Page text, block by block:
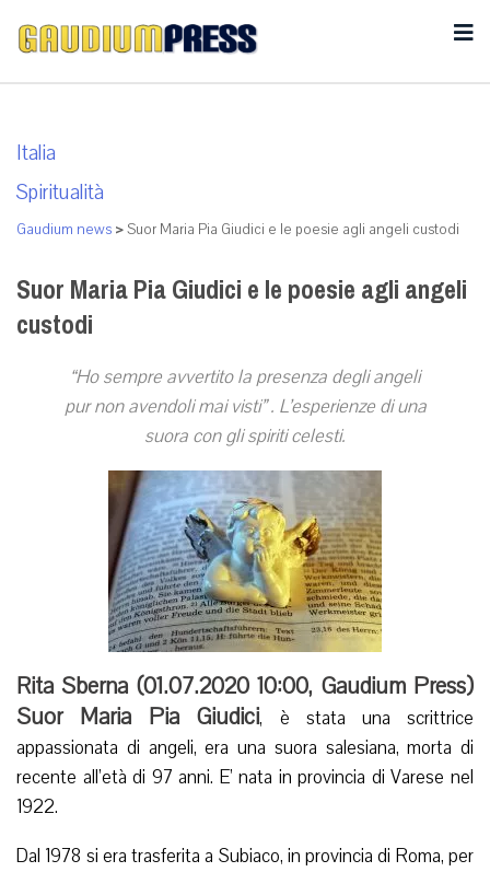
Italia
Spiritualità
Gaudium news >Suor Maria Pia Giudici e le poesie agli angeli custodi
Suor Maria Pia Giudici e le poesie agli angeli
custodi
“Ho sempre avvertito la presenza degli angeli
pur non avendoli mai visti” . L’esperienze di una
suora con gli spiriti celesti.
Rita Sberna (01.07.2020 10:00, Gaudium Press)
Suor Maria Pia Giudici, è stata una scrittrice
appassionata di angeli, era una suora salesiana, morta di
recente all’età di 97 anni. E’ nata in provincia di Varese nel
1922.
Dal 1978 si era trasferita a Subiaco, in provincia di Roma, per